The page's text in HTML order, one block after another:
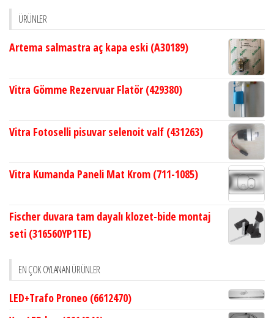
ÜRÜNLER
Artema salmastra aç kapa eski (A30189)
Vitra Gömme Rezervuar Flatör (429380)
Vitra Fotoselli pisuvar selenoit valf (431263)
Vitra Kumanda Paneli Mat Krom (711-1085)
Fischer duvara tam dayalı klozet-bide montaj
seti (316560YP1TE)
EN ÇOK OYLANAN ÜRÜNLER
LED+Trafo Proneo (6612470)